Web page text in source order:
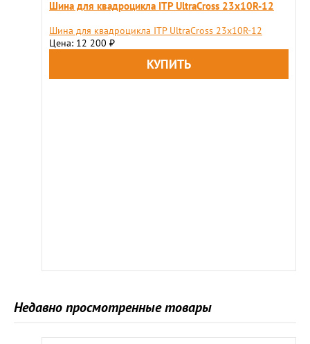
Шина для квадроцикла ITP UltraCross 23x10R-12
Шина для квадроцикла ITP UltraCross 23x10R-12
Цена: 12 200 ₽
Недавно просмотренные товары